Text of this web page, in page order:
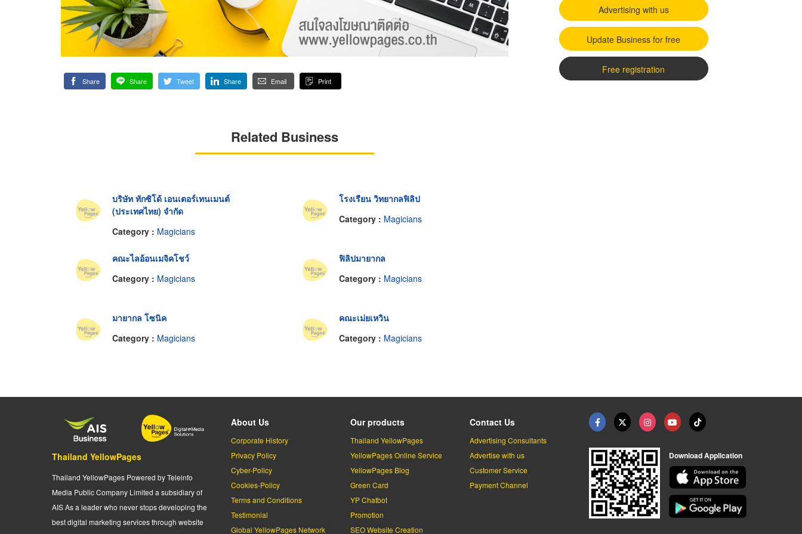
Share Share Tweet Share Email Print
Related Business
บริษัท ทักซิโด้ เอนเตอร์เทนเมนต์
(ประเทศไทย) จำกัด
Category : Magicians
โรงเรียน วิทยากลฟิลิป
Category : Magicians
คณะไลอ้อนเมจิคโชว์
Category : Magicians
ฟิลิปมายากล
Category : Magicians
มายากล โซนิค
Category : Magicians
คณะเม่ยเหวิน
Category : Magicians
Advertising with us
Update Business for free
Free registration
Thailand YellowPages
Thailand YellowPages Powered by Teleinfo
Media Public Company Limited a subsidiary of
AIS As a leader who never stops developing the
best digital marketing services through website
About Us
Corporate History
Privacy Policy
Cyber-Policy
Cookies-Policy
Terms and Conditions
Testimonial
Global YellowPages Network
Our products
Thailand YellowPages
YellowPages Online Service
YellowPages Blog
Green Card
YP Chatbot
Promotion
SEO Website Creation
Contact Us
Advertising Consultants
Advertise with us
Customer Service
Payment Channel
Download Application